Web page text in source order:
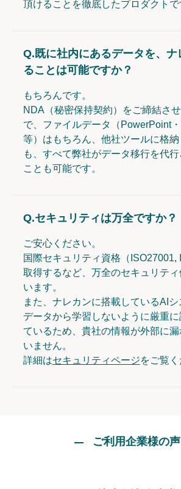
頂けることを徹底したプロダクトで
Q.既に社内にあるデータを、
ることは可能ですか？
もちろんです。
NDA（秘密保持契約）をご締結さ
で、ファイルデータ（PowerPoint
等）はもちろん、他社ツールに格
も、すべて弊社がデータ移行を代行
ことも可能です。
Q.セキュリティは万全ですか？
ご安心ください。
国際セキュリティ資格（ISO27001,
取得するなど、万全のセキュリテ
います。
また、ナレカンに搭載しているAI
データから学習しないように厳重
ているため、貴社の情報が外部に
いません。
詳細はセキュリティページをご覧く
ご利用企業様の声